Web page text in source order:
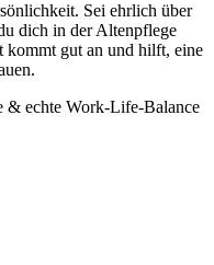
Sei ehrlich über
dich in der Altenpflege
kommt gut an und hilft, eine
& echte Work-Life-Balance